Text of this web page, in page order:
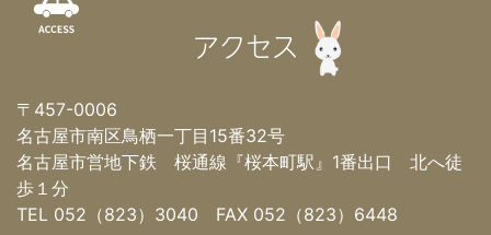
アクセス
〒457-0006
名古屋市南区鳥栖一丁目15番32号
名古屋市営地下鉄 桜通線『桜本町駅』1番出口 北へ徒
歩１分
TEL 052（823）3040 FAX 052（823）6448